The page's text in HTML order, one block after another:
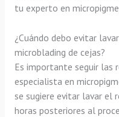
tu experto en
¿Cuándo debo evitar
microblading de cejas?
Es importante seguir las
especialista en
se sugiere evitar lavar el
horas posteriores al